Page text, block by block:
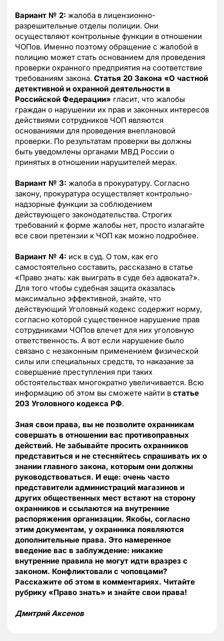
Вариант № 2: жалоба в лицензионно-
разрешительные отделы полиции. Они
осуществляют контрольные функции в отношении
ЧОПов. Именно поэтому обращение с жалобой в
полицию может стать основанием для проведения
проверки охранного предприятия на соответствие
требованиям закона. Статья 20 Закона «О частной
детективной и охранной деятельности в
Российской Федерации» гласит, что жалобы
граждан о нарушении их прав и законных интересов
действиями сотрудников ЧОП являются
основаниями для проведения внеплановой
проверки. По результатам проверки вы должны
быть уведомлены органами МВД России о
принятых в отношении нарушителей мерах.
Вариант № 3: жалоба в прокуратуру. Согласно
закону, прокуратура осуществляет контрольно-
надзорные функции за соблюдением
действующего законодательства. Строгих
требований к форме жалобы нет, просто излагайте
все свои претензии к ЧОП как можно подробнее.
Вариант № 4: иск в суд. О том, как его
самостоятельно составить, рассказано в статье
«Право знать: как выиграть в суде без адвоката?».
Для того чтобы судебная защита оказалась
максимально эффективной, знайте, что
действующий Уголовный кодекс содержит норму,
согласно которой существенное нарушение прав
сотрудниками ЧОПов влечет для них уголовную
ответственность. А вот если нарушение было
связано с незаконным применением физической
силы или специальных средств, то наказание за
совершение преступления при таких
обстоятельствах многократно увеличивается. Всю
информацию об этом вы сможете найти в статье
203 Уголовного кодекса РФ.
Зная свои права, вы не позволите охранникам
совершать в отношении вас противоправных
действий. Не забывайте просить охранников
представиться и не стесняйтесь спрашивать их о
знании главного закона, которым они должны
руководствоваться. И еще: очень часто
представители администраций магазинов и
других общественных мест встают на сторону
охранников и ссылаются на внутренние
распоряжения организации. Якобы, согласно
этим документам, у охранника появляются
дополнительные права. Это намеренное
введение вас в заблуждение: никакие
внутренние правила не могут идти вразрез с
законом. Конфликтовали с чоповцами?
Расскажите об этом в комментариях. Читайте
рубрику «Право знать» и знайте свои права!
Дмитрий Аксенов